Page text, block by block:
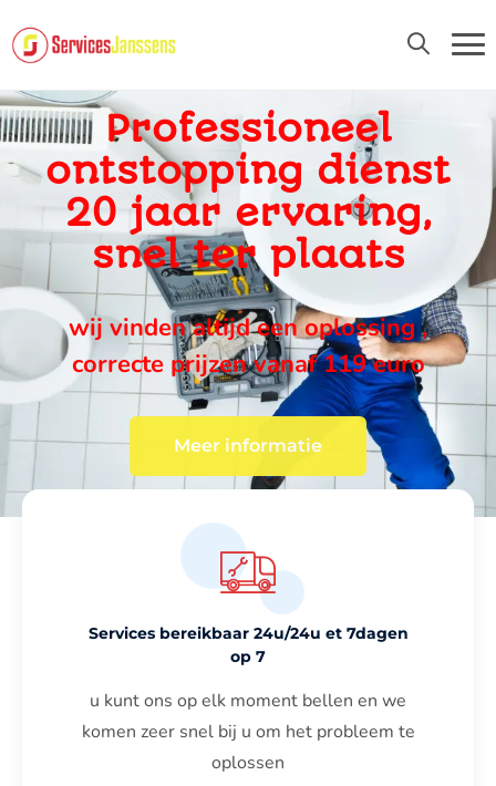
Professioneel
ontstopping dienst
20 jaar ervaring,
snel ter plaats
wij vinden altijd een oplossing ,
correcte prijzen vanaf 119 euro
Meer informatie
Services bereikbaar 24u/24u et 7dagen
op 7
u kunt ons op elk moment bellen en we
komen zeer snel bij u om het probleem te
oplossen